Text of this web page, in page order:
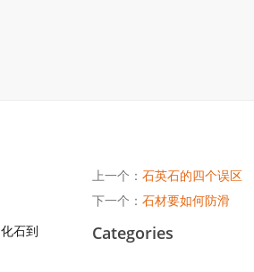
石到
上一个： 石英石的四个误区
下一个： 石材要如何防滑
Categories